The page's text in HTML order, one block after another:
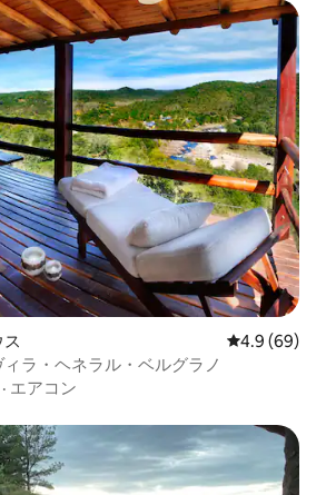
レビュー69
4.9 (69)
ラ・ヘネラル・ベルグラノ
· エアコン